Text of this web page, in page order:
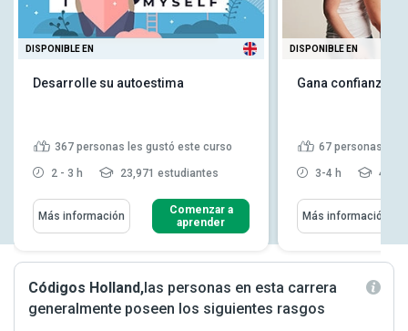
DISPONIBLE EN
Desarrolle su autoestima
367 personas les gustó este curso
2 - 3 h 23,971 estudiantes
Más información
Comenzar a
aprender
DISPONIBLE EN
Gana confianza
67 personas les
3-4 h
Más información
Códigos Holland, las personas en esta carrera
generalmente poseen los siguientes rasgos